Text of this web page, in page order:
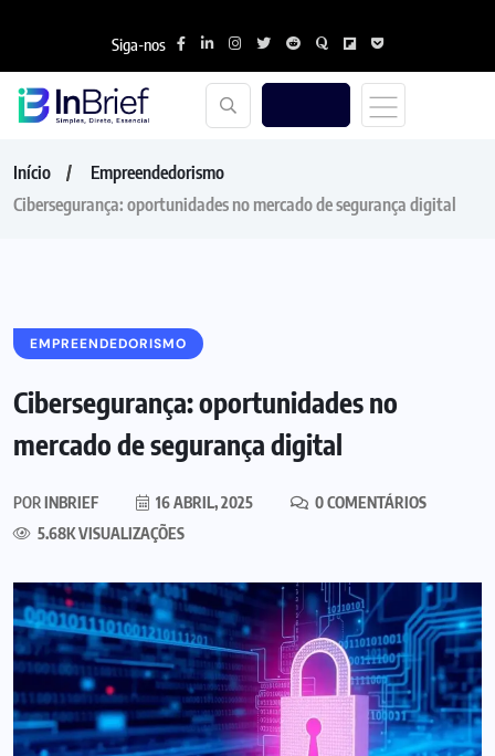
Siga-nos
Início
Empreendedorismo
Cibersegurança: oportunidades no mercado de segurança digital
EMPREENDEDORISMO
Cibersegurança: oportunidades no
mercado de segurança digital
PORINBRIEF 16 ABRIL, 2025
0 COMENTÁRIOS
5.68K VISUALIZAÇÕES